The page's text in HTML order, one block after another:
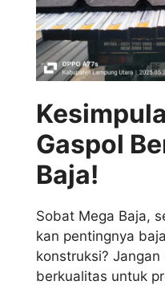
Gaspol
Baja!
Sobat Mega Baja,
kan pentingnya
konstruksi?
berkualitas untuk